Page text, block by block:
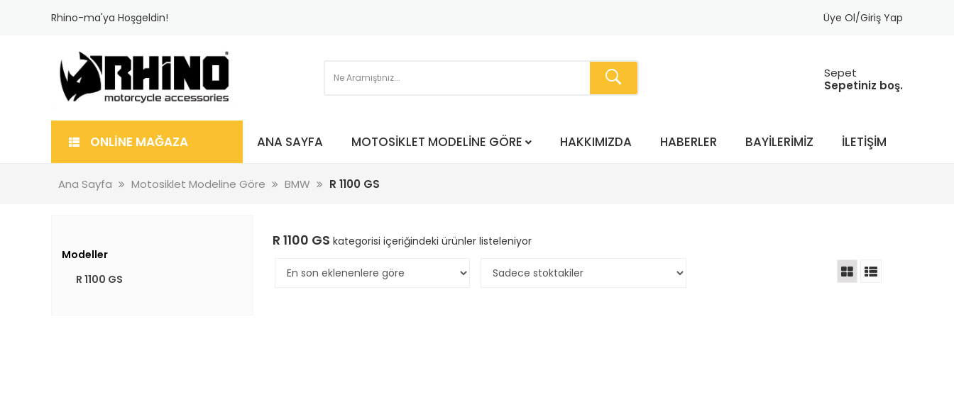
Rhino-ma'ya Hoşgeldin! Üye Ol/Giriş Yap
Sepet
Sepetiniz boş.
ONLİNE MAĞAZA ANA SAYFA MOTOSIKLET MODELINE GÖRE HAKKIMIZDA HABERLER BAYILERIMIZ İLETIŞIM
Ana Sayfa Motosiklet Modeline Göre BMW R 1100 GS
Modeller
R 1100 GS
R 1100 GS kategorisi içeriğindeki ürünler listeleniyor